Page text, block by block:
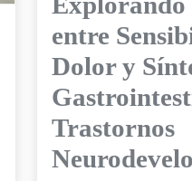
entre
Dolor y
Trastornos